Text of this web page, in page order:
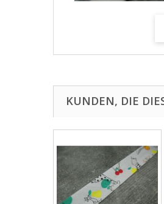
KUNDEN, DIE